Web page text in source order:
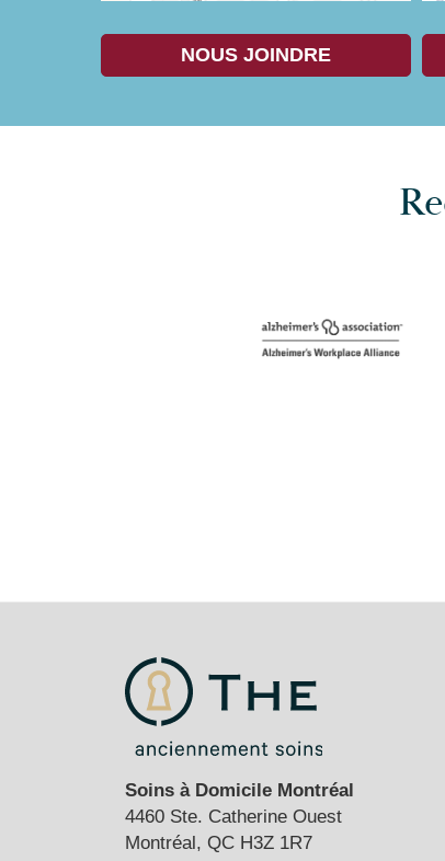
NOUS JOINDRE
Soins à Domicile Montréal
4460 Ste. Catherine Ouest
Montréal, QC H3Z 1R7